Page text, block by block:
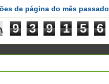
de página do mês passado
9 3 9 1 5 6